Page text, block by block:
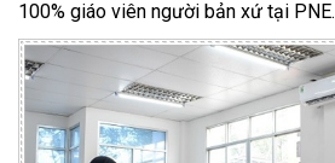
100% giáo viên người bản xứ tại PNE.